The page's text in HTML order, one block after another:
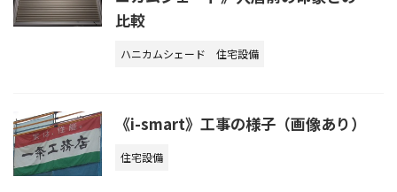
比較
ハニカムシェード 住宅設備
《i-smart》工事の様子（画像あり）
住宅設備